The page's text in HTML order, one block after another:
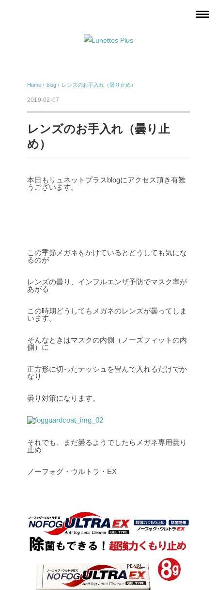
Home › blog › レンズのお手入れ（曇り止め）
2019-02-07
レンズのお手入れ（曇り止
め）
本日もリュネットプラスblogにアクセス頂き有難
うございます。
この季節メガネをかけているとどうしても気にな
るのが
レンズの曇り、インフルエンザ予防でマスク率が
あがる
この時期どうしてもメガネのレンズが曇ってしま
います。
そんなときはマスクの内側（ノーズフィットの内
側）に
正方形に切ったテッシュを畳んで入れるだけでか
なり
曇り対策になります。
それでも、まだ曇るようでしたらメガネ専用曇り
止め
ノーフォグ・ウルトラ・EX